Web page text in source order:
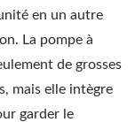
en un autre
La pompe à
de grosses
mais elle intègre
garder le